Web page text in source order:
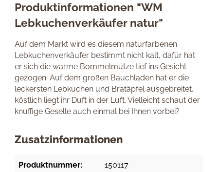
Produktinformationen "WM
Lebkuchenverkäufer natur"
Auf dem Markt wird es diesem naturfarbenen
Lebkuchenverkäufer bestimmt nicht kalt, dafür hat
er sich die warme Bommelmütze tief ins Gesicht
gezogen. Auf dem großen Bauchladen hat er die
leckersten Lebkuchen und Bratäpfel ausgebreitet,
köstlich liegt ihr Duft in der Luft. Vielleicht schaut der
knuffige Geselle auch einmal bei Ihnen vorbei?
Zusatzinformationen
Produktnummer: 150117